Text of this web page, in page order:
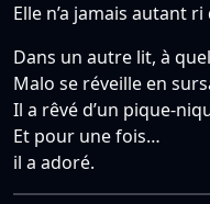
Elle n’a jamais autant ri
Dans un autre lit, à
Malo se réveille en
Il a rêvé d’un pique-
Et pour une fois…
il a adoré.